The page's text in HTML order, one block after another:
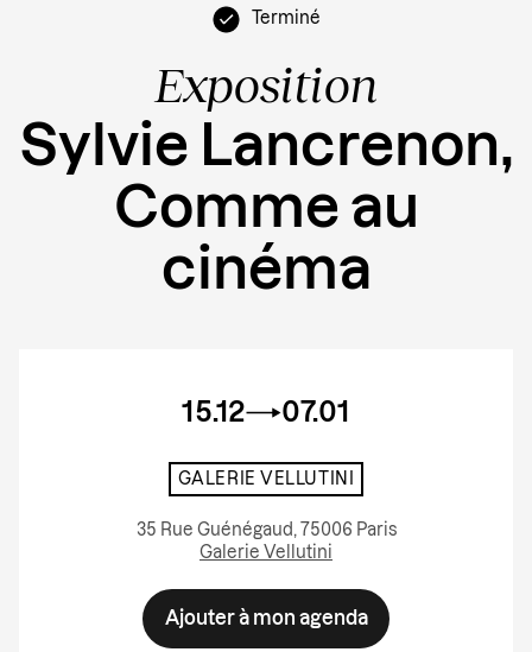
Terminé
Exposition
Sylvie Lancrenon,
Comme au
cinéma
15.12 07.01
GALERIE VELLUTINI
35 Rue Guénégaud, 75006 Paris
Galerie Vellutini
Ajouter à mon agenda